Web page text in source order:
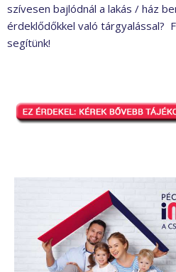
szívesen bajlódnál a lakás / ház
érdeklődőkkel való tárgyalással?
segítünk!